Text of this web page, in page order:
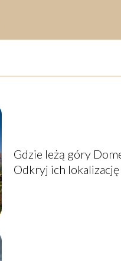
Gdzie leżą góry
Odkryj ich